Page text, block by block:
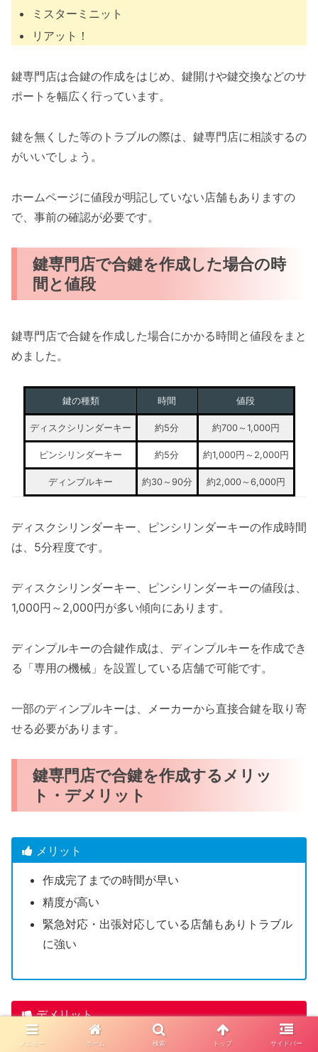
ミスターミニット
リアット！
鍵専門店は合鍵の作成をはじめ、鍵開けや鍵交換などのサ
ポートを幅広く行っています。
鍵を無くした等のトラブルの際は、鍵専門店に相談するの
がいいでしょう。
ホームページに値段が明記していない店舗もありますの
で、事前の確認が必要です。
鍵専門店で合鍵を作成した場合の時
間と値段
鍵専門店で合鍵を作成した場合にかかる時間と値段をまと
めました。
鍵の種類 時間 値段
ディスクシリンダーキー 約5分 約700～1,000円
ピンシリンダーキー 約5分 約1,000円～2,000円
ディンプルキー 約30～90分 約2,000～6,000円
ディスクシリンダーキー、ピンシリンダーキーの作成時間
は、5分程度です。
ディスクシリンダーキー、ピンシリンダーキーの値段は、
1,000円～2,000円が多い傾向にあります。
ディンプルキーの合鍵作成は、ディンプルキーを作成でき
る「専用の機械」を設置している店舗で可能です。
一部のディンプルキーは、メーカーから直接合鍵を取り寄
せる必要があります。
鍵専門店で合鍵を作成するメリッ
ト・デメリット
メリット
作成完了までの時間が早い
精度が高い
緊急対応・出張対応している店舗もありトラブル
に強い
デメリット
一部のディンプルキーは店舗で合鍵作成できない
メニュー ホーム 検索 トップ サイドバー